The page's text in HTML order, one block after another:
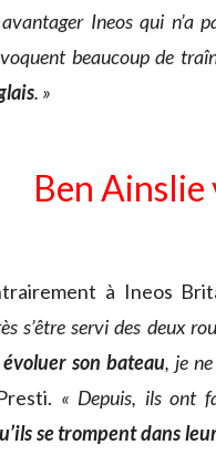
Ineos qui n’a
beaucoup de
. »
Ben
à Ineos
s’être servi des deux
son bateau, je
« Depuis, ils ont
se trompent dans